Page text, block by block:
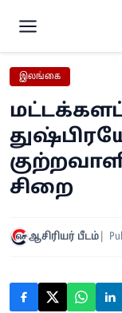
இலங்கை
சிறை
ஆசிரியர் பீடம்